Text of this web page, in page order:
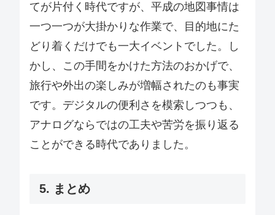
てが片付く時代ですが、平成の地図事情は
一つ一つが大掛かりな作業で、目的地にた
どり着くだけでも一大イベントでした。し
かし、この手間をかけた方法のおかげで、
旅行や外出の楽しみが増幅されたのも事実
です。デジタルの便利さを模索しつつも、
アナログならではの工夫や苦労を振り返る
ことができる時代でありました。
5. まとめ